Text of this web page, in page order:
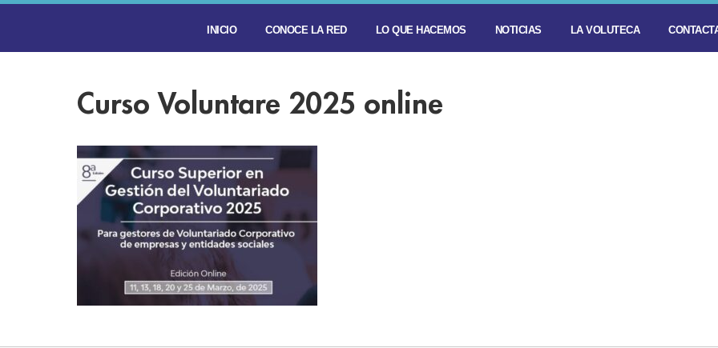
INICIO CONOCE LA RED LO QUE HACEMOS NOTICIAS LA VOLUTECA
Curso Voluntare 2025 online